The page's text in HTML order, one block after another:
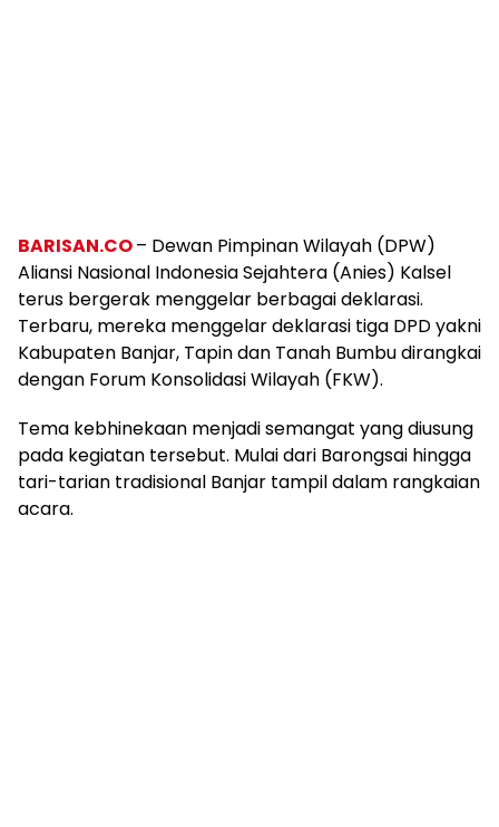
BARISAN.CO– Dewan Pimpinan Wilayah (DPW)
Aliansi Nasional Indonesia Sejahtera (Anies) Kalsel
terus bergerak menggelar berbagai deklarasi.
Terbaru, mereka menggelar deklarasi tiga DPD yakni
Kabupaten Banjar, Tapin dan Tanah Bumbu dirangkai
dengan Forum Konsolidasi Wilayah (FKW).
Tema kebhinekaan menjadi semangat yang diusung
pada kegiatan tersebut. Mulai dari Barongsai hingga
tari-tarian tradisional Banjar tampil dalam rangkaian
acara.